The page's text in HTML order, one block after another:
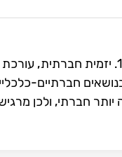
יו"ר מייסדת עמותת 121.
בנושאים חברתיים-
חברתי, ולכן